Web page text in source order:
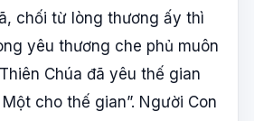
chối từ lòng thương ấy thì
yêu thương che phủ muôn
Chúa đã yêu thế gian
cho thế gian”. Người Con